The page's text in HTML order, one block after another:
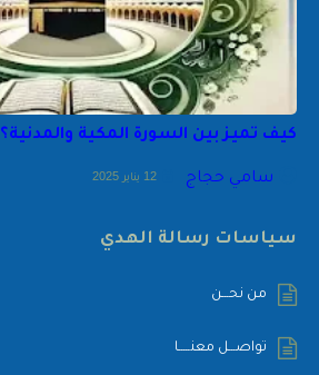
كيف تميز بين السورة المكية والمدنية؟
سامي حجاج 12 يناير 2025
سياسات رسالة الهدي
من نحـــن
تواصـــل معنـــــا